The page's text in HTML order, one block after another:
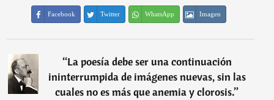
Facebook Twitter WhatsApp Imagen
“La poesía debe ser una continuación
ininterrumpida de imágenes nuevas, sin las
cuales no es más que anemia y clorosis.”